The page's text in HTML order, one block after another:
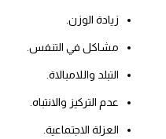
زيادة الوزن.
مشاكل في التنفس.
التبلد واللامبالاة.
عدم التركيز والانتباه.
العزلة الاجتماعية.